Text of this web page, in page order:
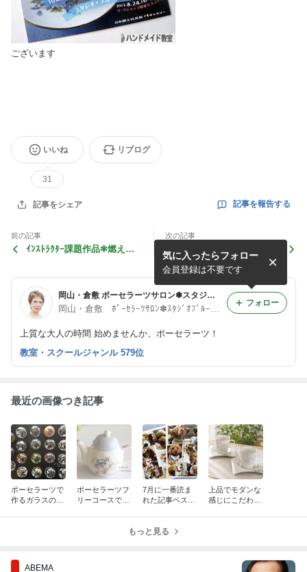
ございます
いいね
31
リブログ
記事をシェア 記事を報告する
前の記事
ｲﾝｽﾄﾗｸﾀｰ課題作品✻燃える
次の記事
日本キルンアートコンクール
の結果
岡山・倉敷 ポーセラーツサロン✽スタジオブルーグラス
岡山・倉敷 ﾎﾟｰｾﾗｰﾂｻﾛﾝ✽ｽﾀｼﾞｵﾌﾞﾙｰｸﾞﾗｽ 井上一美
上質な大人の時間 始めませんか、ポーセラーツ！
気に入ったらフォロー
会員登録は不要です
フォロー
教室・スクールジャンル 579位
最近の画像つき記事
ポーセラーツで
作るガラスの風
ポーセラーツフ
リーコースでも
7月に一番読ま
れた記事ベスト
上品でモダンな
感じにこだわっ
もっと見る
ABEMA